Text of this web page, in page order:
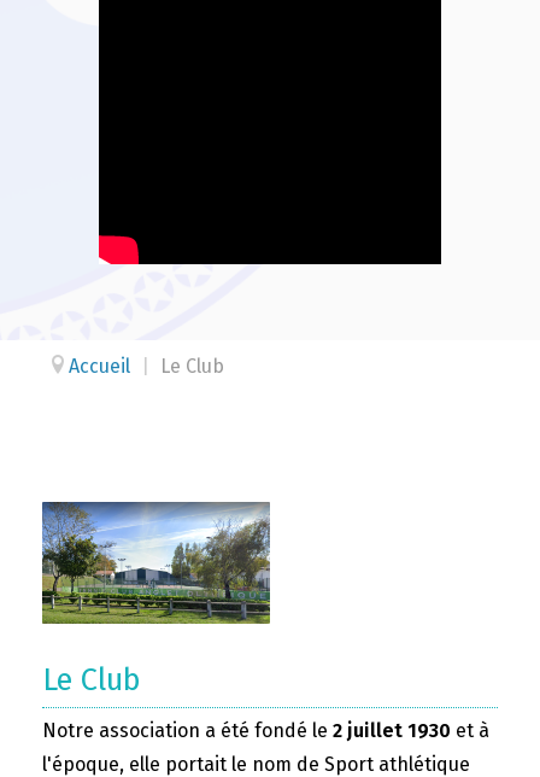
Accueil Le Club
Le Club
Notre association a été fondé le 2 juillet 1930 et à
l'époque, elle portait le nom de Sport athlétique